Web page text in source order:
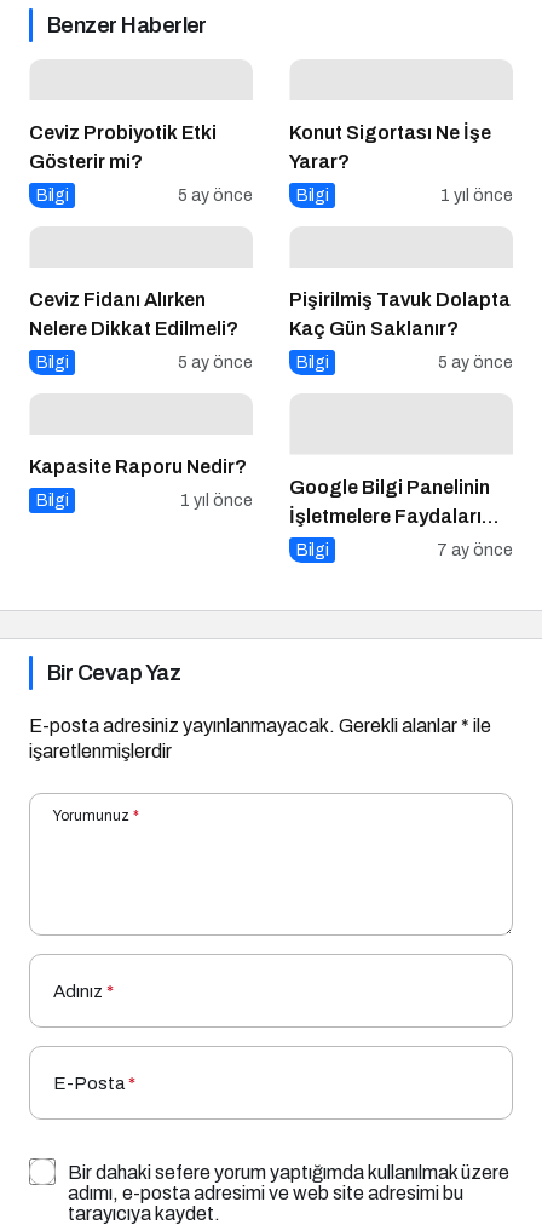
Benzer Haberler
Ceviz Probiyotik Etki
Gösterir mi?
Bilgi 5 ay önce
Konut Sigortası Ne İşe
Yarar?
Bilgi 1 yıl önce
Ceviz Fidanı Alırken
Nelere Dikkat Edilmeli?
Bilgi 5 ay önce
Pişirilmiş Tavuk Dolapta
Kaç Gün Saklanır?
Bilgi 5 ay önce
Kapasite Raporu Nedir?
Bilgi 1 yıl önce
Google Bilgi Panelinin
İşletmelere Faydaları
Nelerdir?
Bilgi 7 ay önce
Bir Cevap Yaz
E-posta adresiniz yayınlanmayacak. Gerekli alanlar* ile
işaretlenmişlerdir
Yorumunuz *
Adınız *
E-Posta*
Bir dahaki sefere yorum yaptığımda kullanılmak üzere
adımı, e-posta adresimi ve web site adresimi bu
tarayıcıya kaydet.